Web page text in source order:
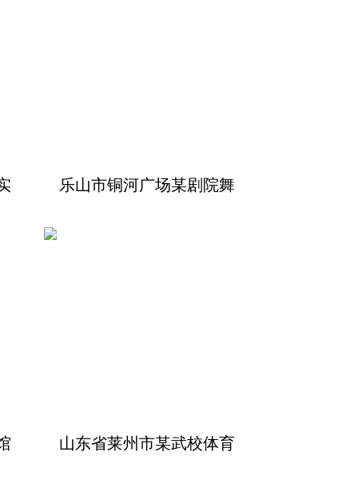
乐山市铜河广场某剧院舞
山东省莱州市某武校体育